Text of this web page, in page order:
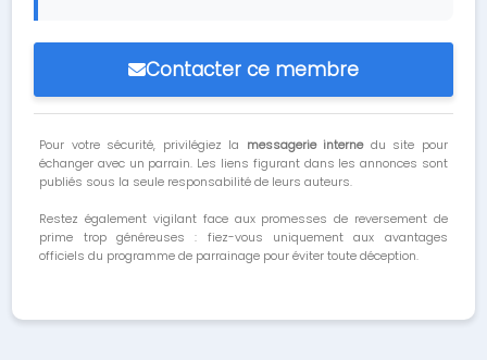
Contacter ce membre
Pour votre sécurité, privilégiez la messagerie internedu site pour
échanger avec un parrain. Les liens figurant dans les annonces sont
publiés sous la seule responsabilité de leurs auteurs.
Restez également vigilant face aux promesses de reversement de
prime trop généreuses : fiez-vous uniquement aux avantages
officiels du programme de parrainage pour éviter toute déception.